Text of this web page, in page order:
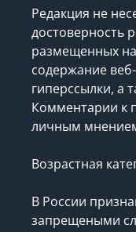
Редакция не
достоверность
размещенных
содержание
гиперссылки, а
Комментарии к
личным
Возрастная
В России
запрещеными